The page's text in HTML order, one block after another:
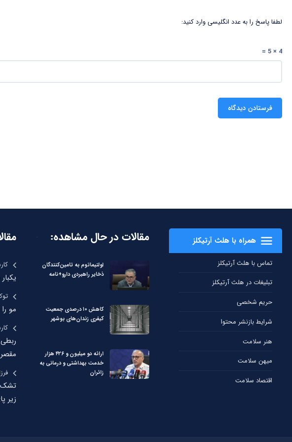
لطفا پاسخ را به عدد انگلیسی وارد کنید:
4 × 5 =
همراه با هلث آرتیکلز
تماس با هلث آرتیکلز
تبلیغات در هلث آرتیکلز
حریم شخصی
شرایط بازنشر محتوا
هنر سلامت
میهن سلامت
اقتصاد سلامت
مقالات در حال مشاهده:
اولتیماتوم به تامین‌کنندگان
ذخایر راهبردی دارو+نامه
کاهش ۱۰ درصدی جمعیت
کیفری زندان‌های بوشهر
ارائه دو میلیون و ۴۲۶ هزار
خدمت بهداشتی و درمانی به
زائران
مو
تشک
زیر